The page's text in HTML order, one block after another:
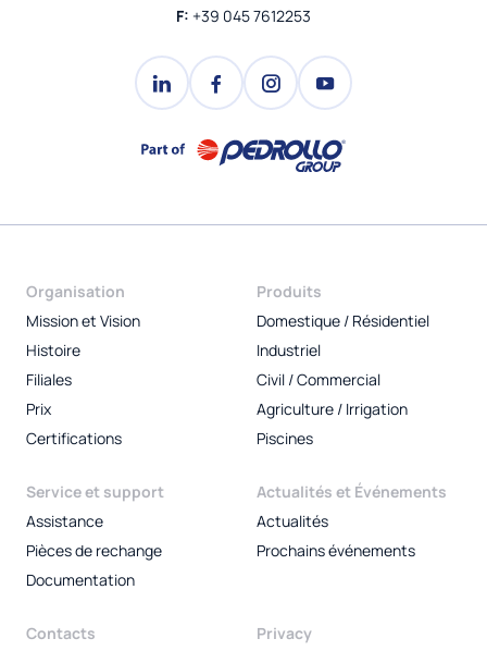
F: +39 045 7612253
Organisation
Mission et Vision
Histoire
Filiales
Prix
Certifications
Produits
Domestique / Résidentiel
Industriel
Civil / Commercial
Agriculture / Irrigation
Piscines
Service et support
Assistance
Pièces de rechange
Documentation
Actualités et Événements
Actualités
Prochains événements
Contacts Privacy